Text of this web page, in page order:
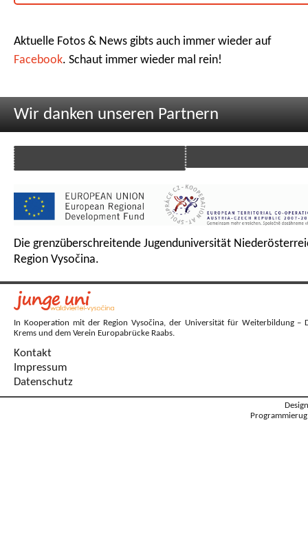
Aktuelle Fotos & News gibts auch immer wieder auf
Facebook. Schaut immer wieder mal rein!
Wir danken unseren Partnern
Die grenzüberschreitende Jugenduniversität
Region Vysočina.
In Kooperation mit der Region Vysočina, der Universität für Weiterbildung –
Krems und dem Verein Europabrücke Raabs.
Kontakt
Impressum
Datenschutz